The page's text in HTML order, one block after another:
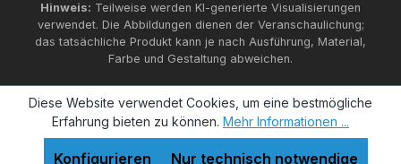
Hinweis: Teilweise werden KI-generierte Visualisierungen
verwendet. Die Abbildungen dienen der Veranschaulichung;
das tatsächliche Produkt kann je nach Ausführung, Material,
Farbe und Gestaltung abweichen.
Diese Website verwendet Cookies, um eine bestmögliche
Erfahrung bieten zu können. Mehr Informationen ...
Nur technisch notwendige
Konfigurieren